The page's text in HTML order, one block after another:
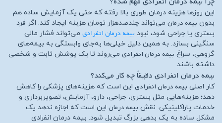
این روزها هزینه درمان طوری بالا رفته که حتی یک آزمایش ساده هم
بدون بیمه درمان می‌تواند چندصدهزار تومان هزینه ایجاد کند. اگر فرد
بستری یا جراحی شود، نبود بیمه درمان انفرادی می‌تواند فشار مالی
سنگینی بسازد. به همین دلیل خیلی‌ها به‌جای وابستگی به بیمه‌های
گروهی، سراغ بیمه درمان انفرادی می‌روند تا یک پوشش ثابت و شخصی
داشته باشند.
بیمه درمان انفرادی دقیقاً چه کار می‌کند؟
کار اصلی بیمه درمان انفرادی این است که هزینه‌های پزشکی را کاهش
دهد؛ هزینه‌هایی مثل بستری، جراحی، دارو، آزمایش، تصویربرداری و
خدمات پاراکلینیکی. نقش بیمه درمان این است که اجازه ندهد یک
مشکل ساده به یک بدهی بزرگ تبدیل شود. بیمه درمان انفرادی